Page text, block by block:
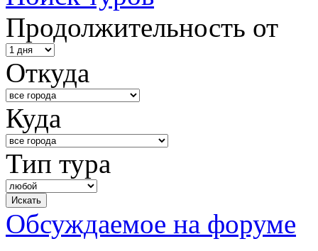
Продолжительность от
Откуда
Куда
Тип тура
Обсуждаемое на форуме